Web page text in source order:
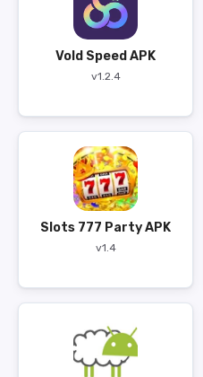
Vold Speed APK
v1.2.4
Slots 777 Party APK
v1.4